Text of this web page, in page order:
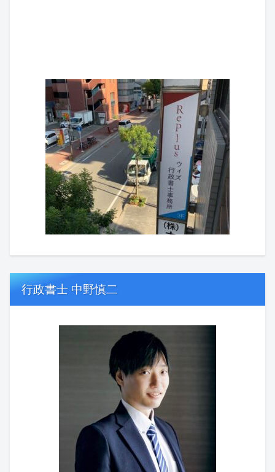
行政書士 中野慎二